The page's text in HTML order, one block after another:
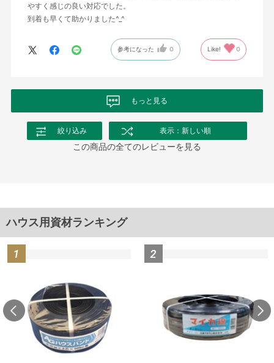
やすく感じの良い対応でした。
到着も早くて助かりました^_^
参考になった 0 Like! 0
もっと見る
絞り込み 表示：新しい順
この商品の全てのレビューを見る
ハウス用資材ランキング